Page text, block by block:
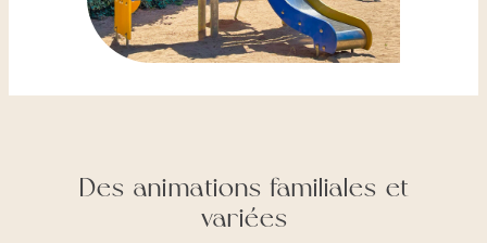
Des animations familiales et
variées